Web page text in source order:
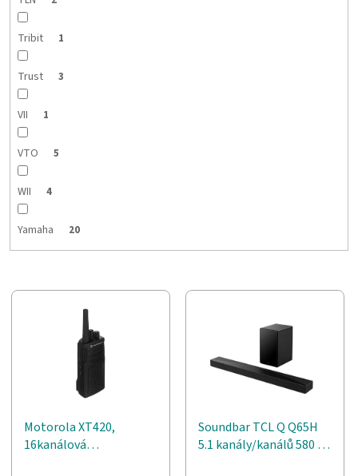
Tribit 1
Trust 3
VII 1
VTO 5
WII 4
Yamaha 20
V
Motorola XT420,
16kanálová
Soundbar TCL Q Q65H
5.1 kanály/kanálů 580 W